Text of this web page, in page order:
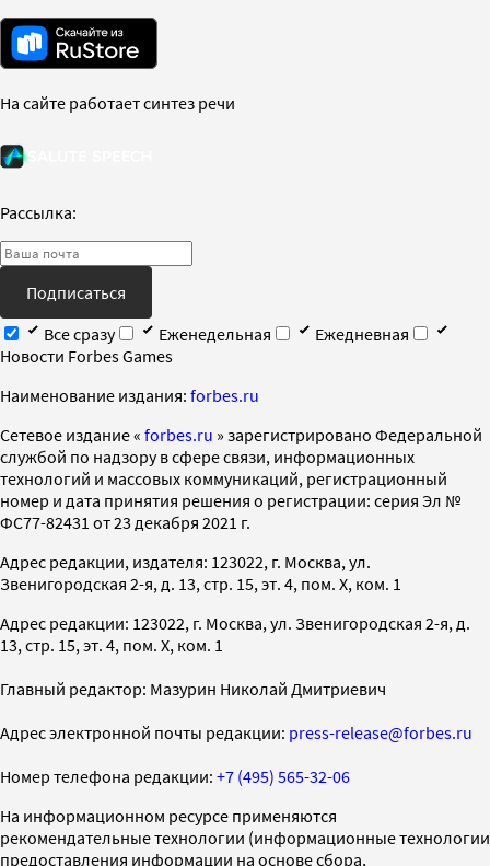
На сайте работает синтез речи
Рассылка:
Подписаться
Все сразу
Еженедельная
Ежедневная
Новости Forbes Games
Наименование издания: forbes.ru
Cетевое издание « forbes.ru » зарегистрировано Федеральной
службой по надзору в сфере связи, информационных
технологий и массовых коммуникаций, регистрационный
номер и дата принятия решения о регистрации: серия Эл №
ФС77-82431 от 23 декабря 2021 г.
Адрес редакции, издателя: 123022, г. Москва, ул.
Звенигородская 2-я, д. 13, стр. 15, эт. 4, пом. X, ком. 1
Адрес редакции: 123022, г. Москва, ул. Звенигородская 2-я, д.
13, стр. 15, эт. 4, пом. X, ком. 1
Главный редактор: Мазурин Николай Дмитриевич
Адрес электронной почты редакции: press-release@forbes.ru
Номер телефона редакции: +7 (495) 565-32-06
На информационном ресурсе применяются
рекомендательные технологии (информационные технологии
предоставления информации на основе сбора,